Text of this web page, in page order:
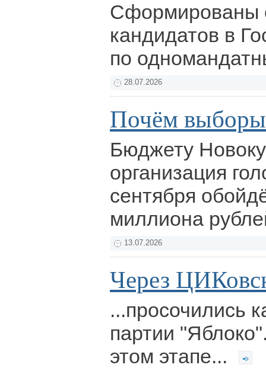
Сформированы
кандидатов в
по
28.07.2026
Почём
Бюджету
организация
сентября
миллиона
13.07.2026
Через
...просочились
партии
этом этапе...